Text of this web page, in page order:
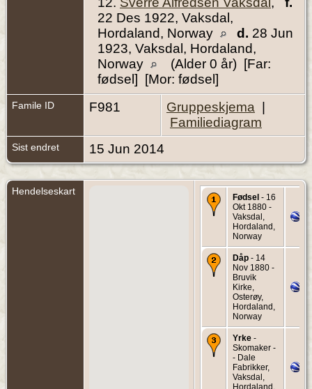
22 Des 1922, Vaksdal,
Hordaland, Norway
d. 28 Jun
1923, Vaksdal, Hordaland,
Norway
(Alder 0 år) [Far:
fødsel] [Mor: fødsel]
Famile ID F981 Gruppeskjema
Familiediagram
Sist endret 15 Jun 2014
Hendelseskart
Fødsel - 16
Okt 1880 -
Vaksdal,
Hordaland,
Norway
Dåp - 14
Nov 1880 -
Bruvik
Kirke,
Osterøy,
Hordaland,
Norway
Yrke -
Skomaker -
- Dale
Fabrikker,
Vaksdal,